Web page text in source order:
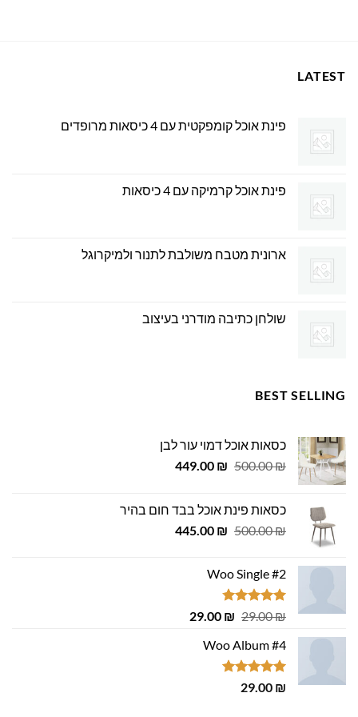
LATEST
פינת אוכל קומפקטית עם 4 כיסאות מרופדים
פינת אוכל קרמיקה עם 4 כיסאות
ארונית מטבח משולבת לתנור ולמיקרוגל
שולחן כתיבה מודרני בעיצוב
BEST SELLING
כסאות אוכל דמוי עור לבן
500.00₪
המחיר
500.00 ₪.
449.00 ₪
המחיר
449.00 ₪.
כסאות פינת אוכל בבד חום בהיר
500.00₪
המחיר
500.00 ₪.
445.00 ₪
המחיר
Woo Single #2
דורג4.75
29.00₪
המחיר
היה:
29.00 ₪.
29.00 ₪
המחיר
Woo Album #4
דורג5.00
29.00 ₪